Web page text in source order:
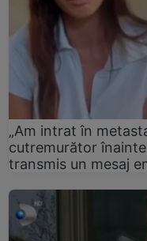
„Am intrat în
cutremurător
transmis un mesaj